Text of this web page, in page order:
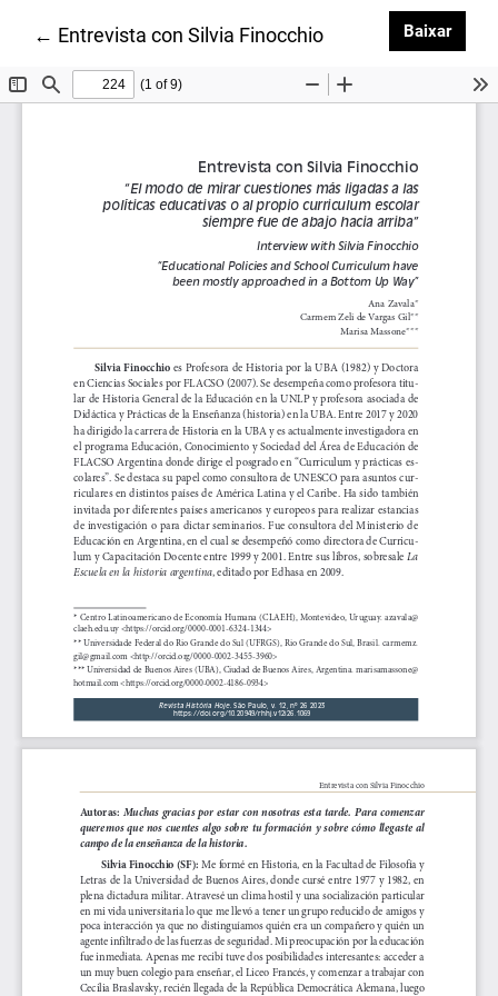
← Voltar aos Detalhes do Artigo
Entrevista con Silvia Finocchio Baixar